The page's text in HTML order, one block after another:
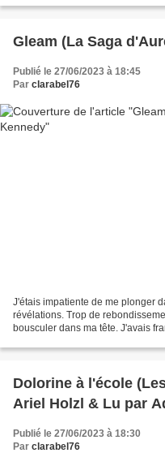
Gleam (La Saga
Publié le 27/06/2023 à 18:45
Par clarabel76
J'étais impatiente de me plonger
révélations. Trop de
bousculer dans ma tête. J'avais
Dolorine à l'école
Ariel Holzl & Lu par
Publié le 27/06/2023 à 18:30
Par clarabel76